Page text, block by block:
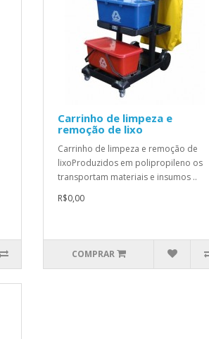
Carrinho de limpeza e
remoção de lixo
Carrinho de limpeza e remoção de
lixoProduzidos em polipropileno os
transportam materiais e insumos ..
R$0,00
COMPRAR